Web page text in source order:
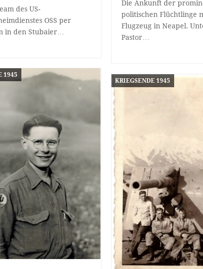
des US-
OSS per
in den Stubaier…
Die Ankunft der
politischen Flüchtlinge
Flugzeug in Neapel.
Pastor…
1945
KRIEGSENDE 1945